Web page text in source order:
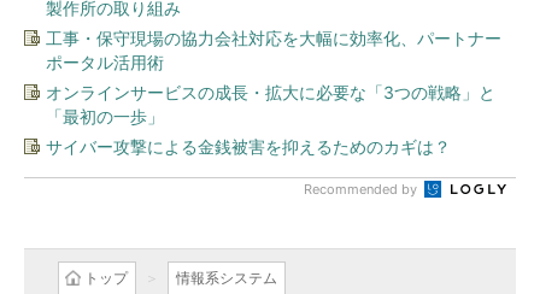
製作所の取り組み
工事・保守現場の協力会社対応を大幅に効率化、パートナー
ポータル活用術
オンラインサービスの成長・拡大に必要な「3つの戦略」と
「最初の一歩」
サイバー攻撃による金銭被害を抑えるためのカギは？
Recommended by
トップ 情報系システム